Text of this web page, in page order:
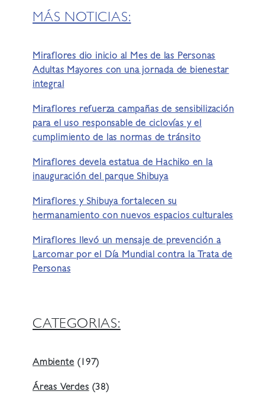
MÁS NOTICIAS:
Miraflores dio inicio al Mes de las Personas
Adultas Mayores con una jornada de bienestar
integral
Miraflores refuerza campañas de sensibilización
para el uso responsable de ciclovías y el
cumplimiento de las normas de tránsito
Miraflores devela estatua de Hachiko en la
inauguración del parque Shibuya
Miraflores y Shibuya fortalecen su
hermanamiento con nuevos espacios culturales
Miraflores llevó un mensaje de prevención a
Larcomar por el Día Mundial contra la Trata de
Personas
CATEGORIAS:
Ambiente (197)
Áreas Verdes (38)